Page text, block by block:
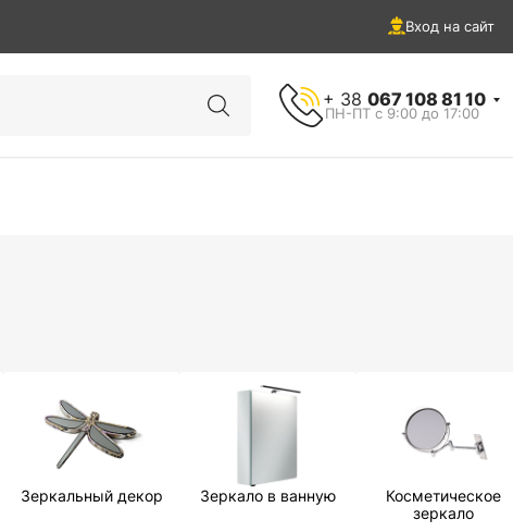
Вход на сайт
+ 38 067 108 81 10
ПН-ПТ с 9:00 до 17:00
Зеркальный декор Зеркало в ванную
Косметическое
зеркало